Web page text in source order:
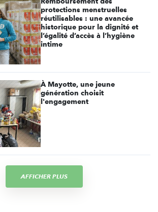
protections menstruelles
réutilisables : une avancée
historique pour la dignité et
l’égalité d’accès à l’hygiène
intime
À Mayotte, une jeune
génération choisit
l'engagement
AFFICHER PLUS